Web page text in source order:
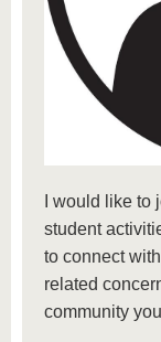
I would like
student
to connect
related
community